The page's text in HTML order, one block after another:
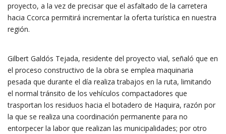
proyecto, a la vez de precisar que el asfaltado de la carretera
hacia Ccorca permitirá incrementar la oferta turística en nuestra
región.
Gilbert Galdós Tejada, residente del proyecto vial, señaló que en
el proceso constructivo de la obra se emplea maquinaria
pesada que durante el día realiza trabajos en la ruta, limitando
el normal tránsito de los vehículos compactadores que
trasportan los residuos hacia el botadero de Haquira, razón por
la que se realiza una coordinación permanente para no
entorpecer la labor que realizan las municipalidades; por otro